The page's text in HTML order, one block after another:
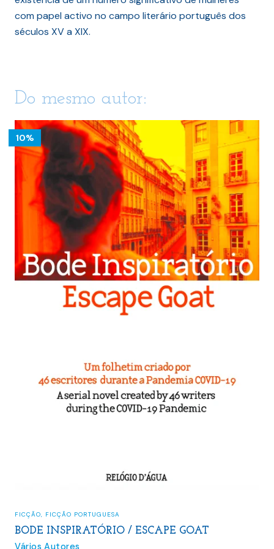
com papel activo no campo literário português dos
séculos XV a XIX.
Do mesmo autor:
10%
FICÇÃO FICÇÃO PORTUGUESA
BODE INSPIRATÓRIO / ESCAPE GOAT
Vários Autores